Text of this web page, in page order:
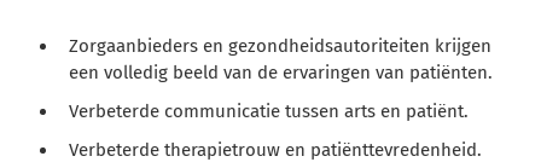
Zorgaanbieders en gezondheidsautoriteiten krijgen
een volledig beeld van de ervaringen van patiënten.
Verbeterde communicatie tussen arts en patiënt.
Verbeterde therapietrouw en patiënttevredenheid.